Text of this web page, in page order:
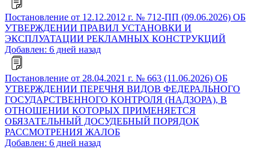
Постановление от 12.12.2012 г. № 712-ПП (09.06.2026) ОБ
УТВЕРЖДЕНИИ ПРАВИЛ УСТАНОВКИ И
ЭКСПЛУАТАЦИИ РЕКЛАМНЫХ КОНСТРУКЦИЙ
Добавлен: 6 дней назад
Постановление от 28.04.2021 г. № 663 (11.06.2026) ОБ
УТВЕРЖДЕНИИ ПЕРЕЧНЯ ВИДОВ ФЕДЕРАЛЬНОГО
ГОСУДАРСТВЕННОГО КОНТРОЛЯ (НАДЗОРА), В
ОТНОШЕНИИ КОТОРЫХ ПРИМЕНЯЕТСЯ
ОБЯЗАТЕЛЬНЫЙ ДОСУДЕБНЫЙ ПОРЯДОК
РАССМОТРЕНИЯ ЖАЛОБ
Добавлен: 6 дней назад